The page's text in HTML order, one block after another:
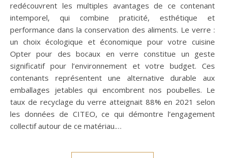
redécouvrent les multiples avantages de ce contenant
intemporel, qui combine praticité, esthétique et
performance dans la conservation des aliments. Le verre :
un choix écologique et économique pour votre cuisine
Opter pour des bocaux en verre constitue un geste
significatif pour l’environnement et votre budget. Ces
contenants représentent une alternative durable aux
emballages jetables qui encombrent nos poubelles. Le
taux de recyclage du verre atteignait 88% en 2021 selon
les données de CITEO, ce qui démontre l’engagement
collectif autour de ce matériau.…